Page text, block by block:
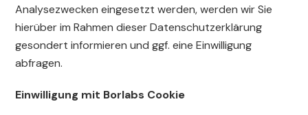
Analysezwecken eingesetzt werden, werden wir Sie
hierüber im Rahmen dieser Datenschutzerklärung
gesondert informieren und ggf. eine Einwilligung
abfragen.
Einwilligung mit Borlabs Cookie